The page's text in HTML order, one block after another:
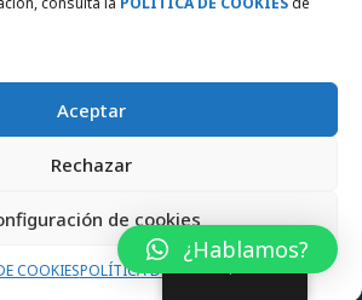
Aceptar
Rechazar
de cookies
COOKIESPOLÍTICA DE PRIVACIDAD
para la industria © 2026. Todos los
derechos reservados
¿Hablamos?